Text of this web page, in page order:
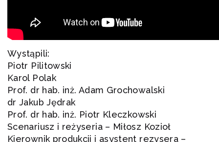
Wystąpili:
Piotr Pilitowski
Karol Polak
Prof. dr hab. inż. Adam Grochowalski
dr Jakub Jędrak
Prof. dr hab. inż. Piotr Kleczkowski
Scenariusz i reżyseria – Miłosz Kozioł
Kierownik produkcji i asystent rezysera –